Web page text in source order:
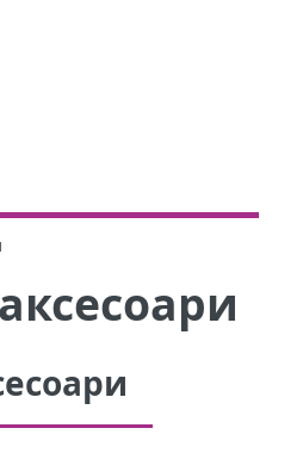
аксесоари